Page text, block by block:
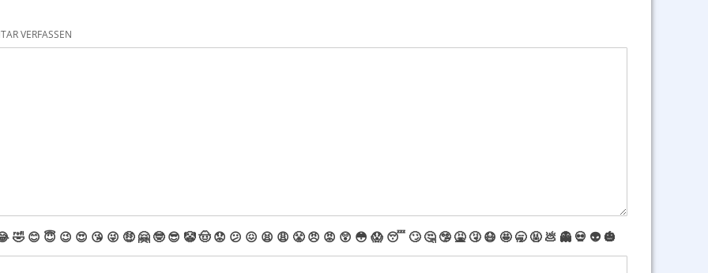
VERFASSEN
🤣 😊 😇 😉 😍 😘 😜 🤑 🤗 🤓 😎 🤡🤠 😟 😕 😖 😫 😩 😤 😠 😡 😲 😳 😱 😴 🙄 🤔 🤥 🤮 🤧 😷 🤩 🥱 🤬 💩 👻 💀 👽 🎃